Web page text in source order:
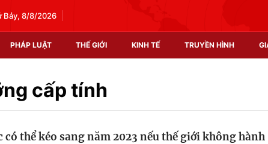
Bảy, 8/8/2026
PHÁP LUẬT THẾ GIỚI KINH TẾ TRUYỀN HÌNH
Xã hội
cấp tính
thể kéo sang năm 2023 nếu thế giới không hành